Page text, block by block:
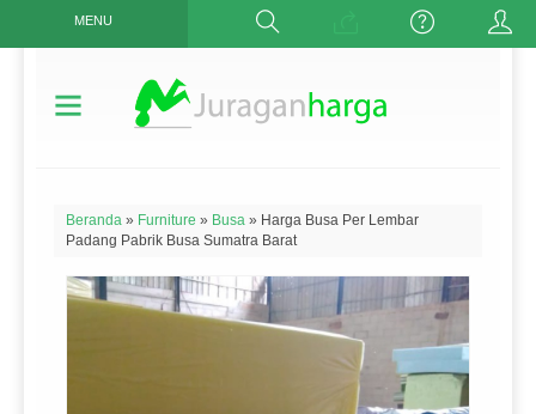
MENU
Beranda » Furniture » Busa » Harga Busa Per Lembar
Padang Pabrik Busa Sumatra Barat